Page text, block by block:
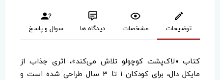
توضیحات مشخصات دیدگاه ها سوال و پاسخ
کتاب «لاک‌پشت کوچولو تلاش می‌کند»، اثری جذاب از
مایکل دال، برای کودکان 1 تا 3 سال طراحی شده است و